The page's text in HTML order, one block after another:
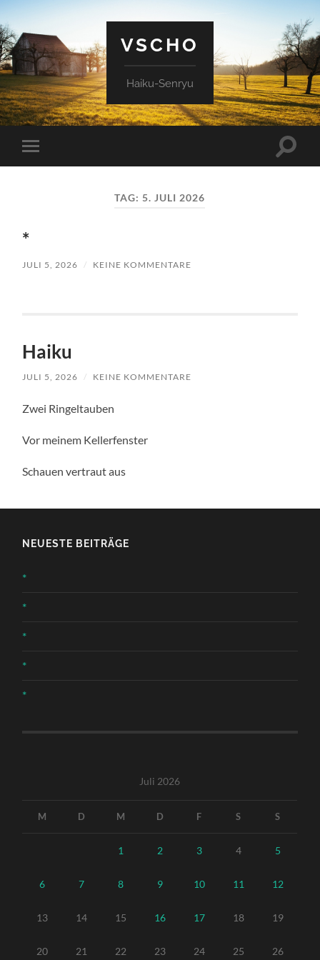
VSCHO
Haiku-Senryu
Mobile-
Menü
TAG: 5. JULI 2026
*
JULI 5, 2026 / KEINE KOMMENTARE
Haiku
JULI 5, 2026 / KEINE KOMMENTARE
Zwei Ringeltauben
Vor meinem Kellerfenster
Schauen vertraut aus
NEUESTE BEITRÄGE
*
*
*
*
*
Juli 2026
M D M D F S S
1 2 3 4 5
6 7 8 9 10 11 12
13 14 15 16 17 18 19
20 21 22 23 24 25 26